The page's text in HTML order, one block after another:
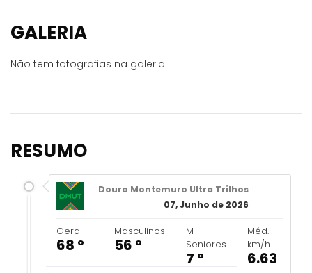
GALERIA
Não tem fotografias na galeria
RESUMO
Douro Montemuro Ultra Trilhos
07, Junho de 2026
Geral
68 º
Masculinos
56 º
M
Seniores
7 º
Méd.
km/h
6.63